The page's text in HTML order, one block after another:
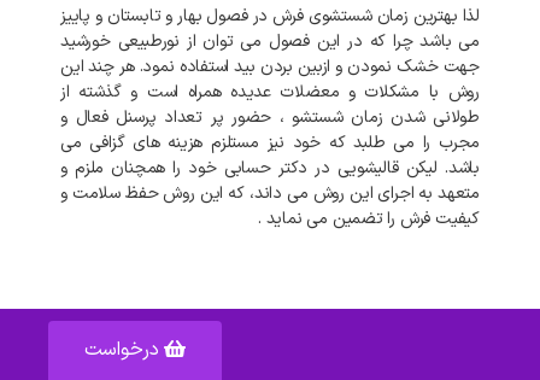
لذا بهترین زمان شستشوی فرش در فصول بهار و تابستان و پاییز
می باشد چرا که در این فصول می توان از نورطبیعی خورشید
جهت خشک نمودن و ازبین بردن بید استفاده نمود.هر چند این
روش با مشکلات و معضلات عدیده همراه است و گذشته از
طولانی شدن زمان شستشو ، حضور پر تعداد پرسنل فعال و
مجرب را می طلبد که خود نیز مستلزم هزینه های گزافی می
باشد. لیکن قالیشویی در دکتر حسابی خود را همچنان ملزم و
متعهد به اجرای این روش می داند، که این روش حفظسلامت و
کیفیت فرش راتضمین می نماید .
درخواست